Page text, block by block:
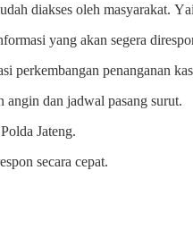
diakses oleh masyarakat. Y
yang akan segera
perkembangan penanganan
angin dan jadwal pasang surut.
Jateng.
secara cepat.